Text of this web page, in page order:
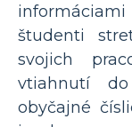
informáciami
študenti
svojich
vtiahnutí
obyčajné